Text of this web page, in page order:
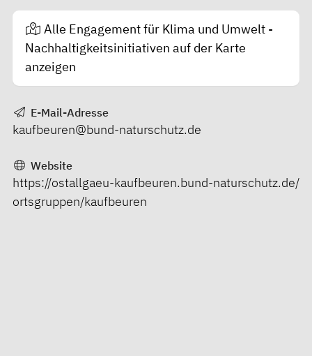
Alle Engagement für Klima und Umwelt -
Nachhaltigkeitsinitiativen auf der Karte
anzeigen
E-Mail-Adresse
kaufbeuren@bund-naturschutz.de
Website
https://ostallgaeu-kaufbeuren.bund-naturschutz.de/
ortsgruppen/kaufbeuren